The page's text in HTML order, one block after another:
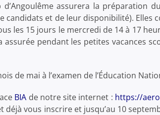
assurera la préparation
candidats et de leur disponibilité). Elles
les 15 jours le mercredi de 14 à 17
pendant les petites vacances
de mai à l’examen de l’Éducation
BIA de notre site internet : https://
déjà vous inscrire et jusqu’au 10